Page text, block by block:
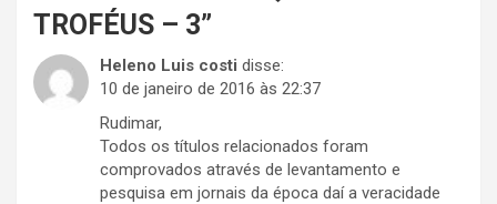
TROFÉUS – 3”
Heleno Luis costi disse:
10 de janeiro de 2016 às 22:37
Rudimar,
Todos os títulos relacionados foram
comprovados através de levantamento e
pesquisa em jornais da época daí a veracidade